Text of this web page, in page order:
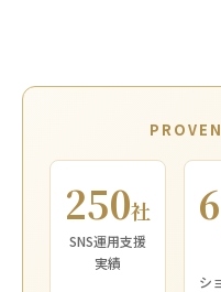
250社
SNS運用支援
実績
シ